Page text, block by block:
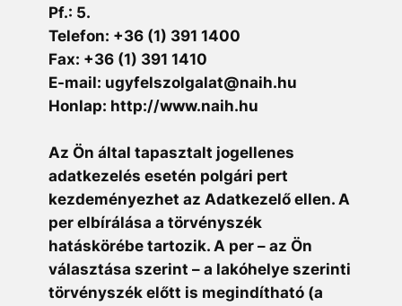
Pf.: 5.
Telefon: +36 (1) 391 1400
Fax: +36 (1) 391 1410
E-mail: ugyfelszolgalat@naih.hu
Honlap: http://www.naih.hu
Az Ön által tapasztalt jogellenes
adatkezelés esetén polgári pert
kezdeményezhet az Adatkezelő ellen. A
per elbírálása a törvényszék
hatáskörébe tartozik. A per – az Ön
választása szerint – a lakóhelye szerinti
törvényszék előtt is megindítható (a